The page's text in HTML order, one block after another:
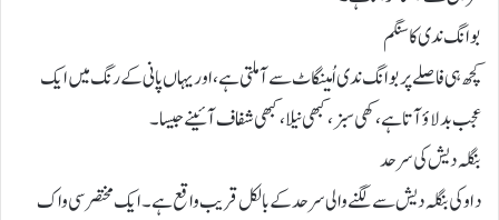
بوانگ ندی کا سنگم
کچھ ہی فاصلے پر بوانگ ندی اُمینگاٹ سے آ ملتی ہے، اور یہاں پانی کے رنگ میں ایک
عجب بدلاؤ آتا ہے، کھی سبز، کبھی نیلا، کبھی شفاف آئینے جیسا۔
بنگلہ دیش کی سرحد
داوکی بنگلہ دیش سےلگنے والی سرحد کے بالکل قریب واقع ہے۔ ایک مختصر سی واک